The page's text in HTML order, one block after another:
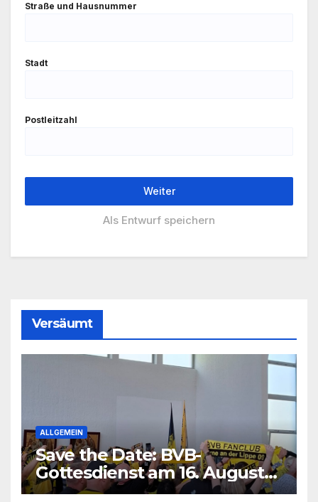
Stra­ße und Haus­num­mer
Stadt
Post­leit­zahl
Als Ent­wurf spei­chern
Weiter
Versäumt
ALLGEMEIN
Save the Date: BVB-
Gottesdienst am 16. August
2026